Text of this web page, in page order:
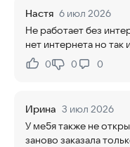
Настя 6 июл 2026
Не работает без
нет интернета но так
Нравится:
0Не нравится:
0 0
Ирина 3 июл 2026
У ме5я также не
заново заказала